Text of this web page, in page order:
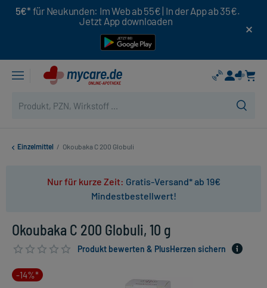
5€* für Neukunden: Im Web ab 55€ | In der App ab 35€.
Jetzt App downloaden
Einzelmittel / Okoubaka C 200 Globuli
Nur für kurze Zeit: Gratis-Versand* ab 19€
Mindestbestellwert!
Okoubaka C 200 Globuli, 10 g
Produkt bewerten & PlusHerzen sichern
-14%*